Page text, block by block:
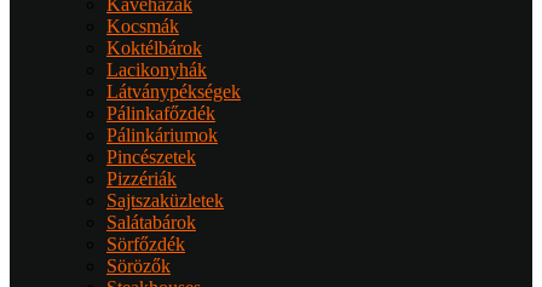
Kávéházak
Kocsmák
Koktélbárok
Lacikonyhák
Látványpékségek
Pálinkafőzdék
Pálinkáriumok
Pincészetek
Pizzériák
Sajtszaküzletek
Salátabárok
Sörfőzdék
Sörözők